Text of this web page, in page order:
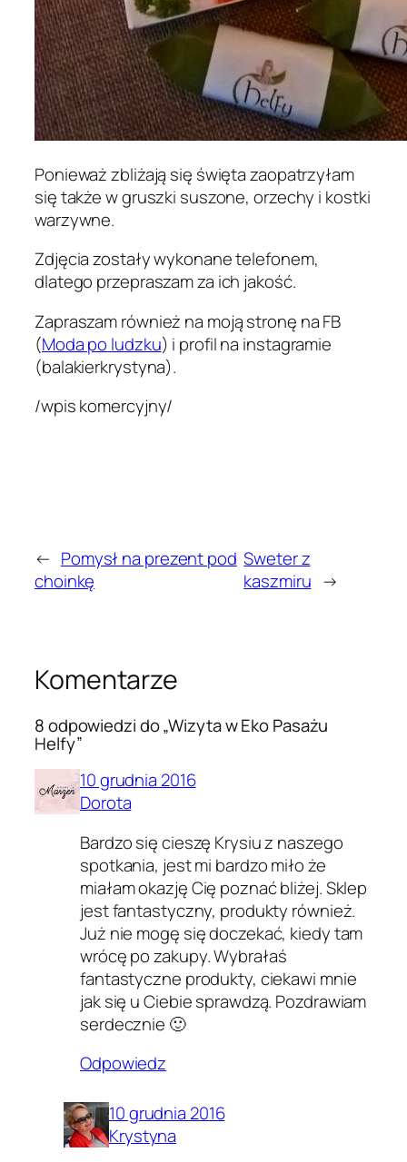
Ponieważ zbliżają się święta zaopatrzyłam
się także w gruszki suszone, orzechy i kostki
warzywne.
Zdjęcia zostały wykonane telefonem,
dlatego przepraszam za ich jakość.
Zapraszam również na moją stronę na FB
(Moda po ludzku) i profil na instagramie
(balakierkrystyna).
/wpis komercyjny/
← Pomysł na prezent pod
choinkę
Sweter z
kaszmiru →
Komentarze
8 odpowiedzi do „Wizyta w Eko Pasażu
Helfy”
10 grudnia 2016
Dorota
Bardzo się cieszę Krysiu z naszego
spotkania, jest mi bardzo miło że
miałam okazję Cię poznać bliżej. Sklep
jest fantastyczny, produkty również.
Już nie mogę się doczekać, kiedy tam
wrócę po zakupy. Wybrałaś
fantastyczne produkty, ciekawi mnie
jak się u Ciebie sprawdzą. Pozdrawiam
serdecznie 🙂
Odpowiedz
10 grudnia 2016
Krystyna